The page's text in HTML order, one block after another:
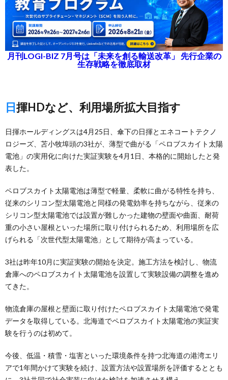
月刊LOGI-BIZ 7月号は「未来を創る輸送改革」 先行企業の
生存戦略を徹底取材
日揮HDなど、利用場所拡大目指す
日揮ホールディングスは4月25日、傘下の日揮とエネコートテクノ
ロジーズ、苫小牧埠頭の3社が、薄型で曲がる「ペロブスカイト太陽
電池」の実用化に向けた実証実験を4月1日、本格的に開始したと発
表した。
ペロブスカイト太陽電池は薄型で軽量、柔軟に曲がる特性を持ち、
従来のシリコン型太陽電池と同様の発電効率を持ちながら、従来の
シリコン型太陽電池では設置が難しかった建物の壁面や曲面、耐荷
重の小さい屋根といった場所に取り付けられるため、利用場所を広
げられる「次世代型太陽電池」として期待が高まっている。
3社は昨年10月に実証実験の開始を決定。施工方法を検討し、物流
倉庫へのペロブスカイト太陽電池を設置して実験設備の調整を進め
てきた。
物流倉庫の屋根と壁面に取り付けたペロブスカイト太陽電池で発電
データを取得している。北海道でペロブスカイト太陽電池の実証実
験を行うのは初めて。
今後、低温・積雪・塩害といった環境条件を持つ北海道の港湾エリ
アで1年間かけて実験を続け、設置方法や設置場所を評価するととも